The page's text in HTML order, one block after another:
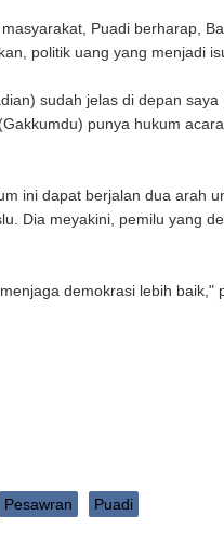
Puadi berharap,
politik uang yang menjadi
sudah jelas di depan
punya hukum
ini dapat berjalan dua arah
Dia meyakini, pemilu yang
demokrasi lebih baik,"
Pesawran Puadi